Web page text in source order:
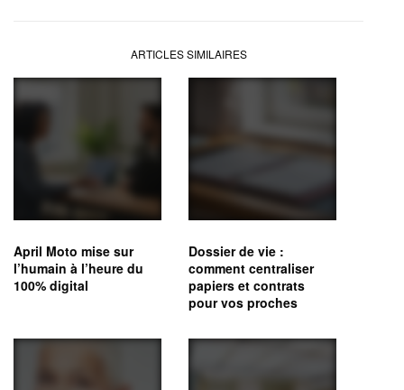
ARTICLES SIMILAIRES
April Moto mise sur
l’humain à l’heure du
100% digital
Dossier de vie :
comment centraliser
papiers et contrats
pour vos proches